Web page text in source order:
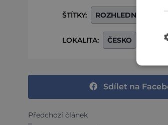
ŠTÍTKY: ROZHLEDNA
LOKALITA: ČESKO
Sdílet na
Předchozí článek